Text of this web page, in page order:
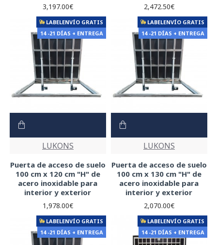
3,197.00€ 2,472.50€
LABELENVÍO GRATIS
14 -21 DÍAS + ENTREGA
LUKONS
Puerta de acceso de suelo
100 cm x 120 cm "H" de
acero inoxidable para
interior y exterior
1,978.00€
LABELENVÍO GRATIS
14 -21 DÍAS + ENTREGA
LUKONS
Puerta de acceso de suelo
100 cm x 130 cm "H" de
acero inoxidable para
interior y exterior
2,070.00€
LABELENVÍO GRATIS
14 -21 DÍAS + ENTREGA
LABELENVÍO GRATIS
14 -21 DÍAS + ENTREGA